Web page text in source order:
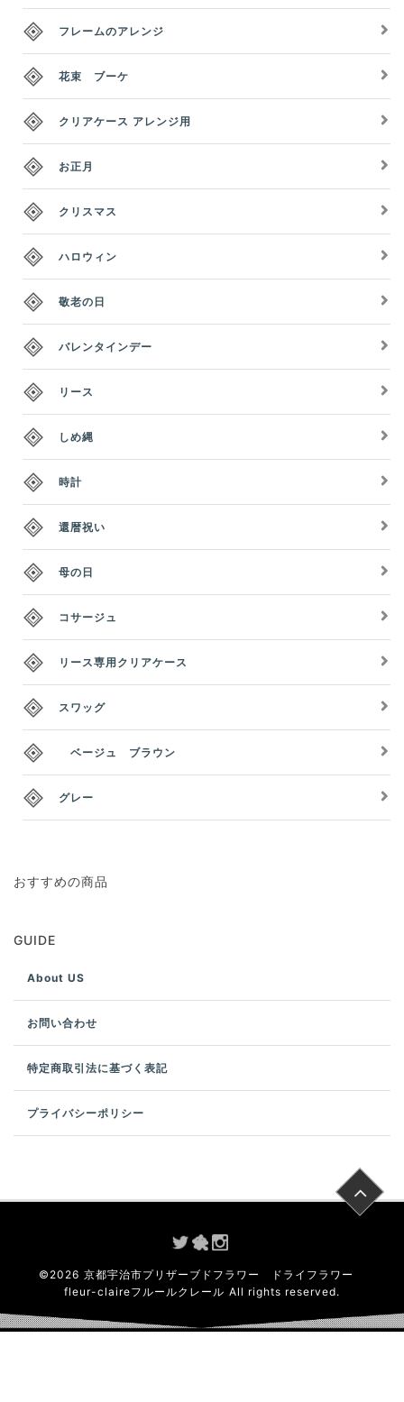
フレームのアレンジ
花束 ブーケ
クリアケース アレンジ用
お正月
クリスマス
ハロウィン
敬老の日
バレンタインデー
リース
しめ縄
時計
還暦祝い
母の日
コサージュ
リース専用クリアケース
スワッグ
ベージュ ブラウン
グレー
おすすめの商品
GUIDE
About US
お問い合わせ
特定商取引法に基づく表記
プライバシーポリシー
© 2026 京都宇治市プリザーブドフラワー ドライフラワー
fleur-claireフルールクレール All rights reserved.